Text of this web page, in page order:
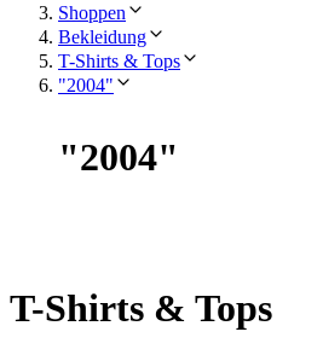
Shoppen
Bekleidung
T-Shirts & Tops
"2004"
"2004"
T-Shirts & Tops